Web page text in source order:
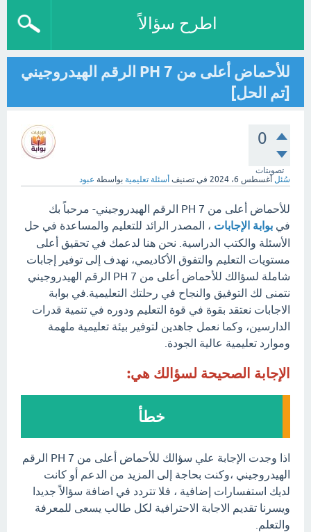
اطرح سؤالاً
للأحماض أعلى من 7 PH الرقم الهيدروجيني
[تم الحل]
0
تصويتات
سُئل أغسطس 6، 2024 في تصنيف أسئلة تعليمية بواسطة عبود
للأحماض أعلى من 7 PH الرقم الهيدروجيني- مرحباً بك
في بوابة الإجابات ، المصدر الرائد للتعليم والمساعدة في حل
الأسئلة والكتب الدراسية. نحن هنا لدعمك في تحقيق أعلى
مستويات التعليم والتفوق الأكاديمي، نهدف إلى توفير إجابات
شاملة لسؤالك للأحماض أعلى من 7 PH الرقم الهيدروجيني
نتمنى لك التوفيق والنجاح في رحلتك التعليمية.في بوابة
الاجابات نعتقد بقوة في قوة التعليم ودوره في تنمية قدرات
الدارسين، وكما نعمل جاهدين لتوفير بيئة تعليمية ملهمة
وموارد تعليمية عالية الجودة.
الإجابة الصحيحة لسؤالك هي:
خطأ
اذا وجدت الإجابة علي سؤالك للأحماض أعلى من 7 PH الرقم
الهيدروجيني ،وكنت بحاجة إلى المزيد من الدعم أو كانت
لديك استفسارات إضافية ، فلا تتردد في اضافة سؤالاً جديدا
ويسرنا تقديم الاجابة الاحترافية لكل طالب يسعى للمعرفة
والتعلم.